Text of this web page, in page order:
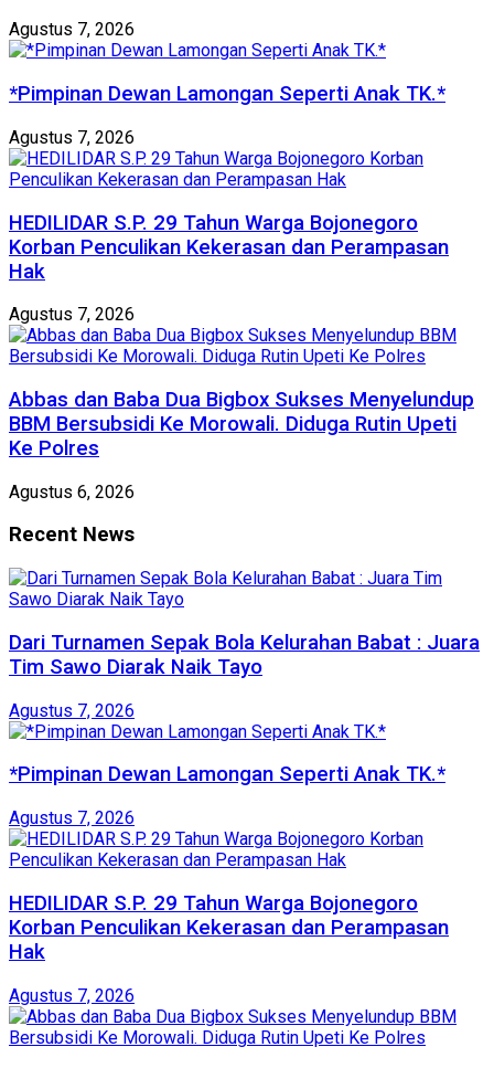
Agustus 7, 2026
*Pimpinan Dewan Lamongan Seperti Anak TK.*
Agustus 7, 2026
HEDILIDAR S.P. 29 Tahun Warga Bojonegoro
Korban Penculikan Kekerasan dan Perampasan
Hak
Agustus 7, 2026
Abbas dan Baba Dua Bigbox Sukses Menyelundup
BBM Bersubsidi Ke Morowali. Diduga Rutin Upeti
Ke Polres
Agustus 6, 2026
Recent News
Dari Turnamen Sepak Bola Kelurahan Babat : Juara
Tim Sawo Diarak Naik Tayo
Agustus 7, 2026
*Pimpinan Dewan Lamongan Seperti Anak TK.*
Agustus 7, 2026
HEDILIDAR S.P. 29 Tahun Warga Bojonegoro
Korban Penculikan Kekerasan dan Perampasan
Hak
Agustus 7, 2026